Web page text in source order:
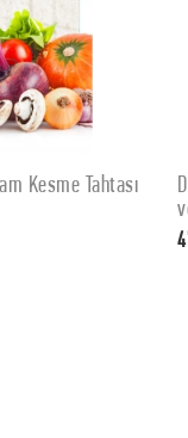
EKLEKesme Tahtası